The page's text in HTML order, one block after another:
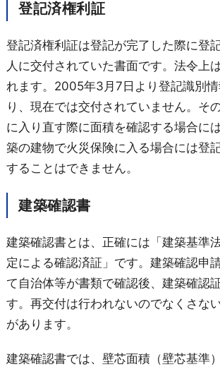
登記済権利証
登記済権利証は登記が完了した際に登
人に交付されていた書面です。法令上
れます。2005年3月7日より登記識別
り、現在では交付されていません。そ
に入り直す際に面積を確認する場合に
築の建物で火災保険に入る場合には登
することはできません。
建築確認書
建築確認書とは、正確には「建築基準
定による確認済証」です。建築確認申
て自治体等が書類で確認後、建築確認
す。再交付は行われないのでなくさな
があります。
建築確認書では、壁芯面積（壁芯基準